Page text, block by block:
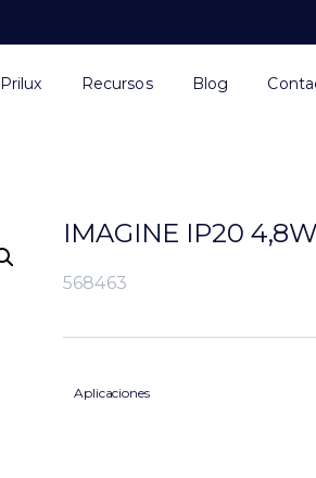
Prilux Recursos Blog
IMAGINE IP20
568463
Aplicaciones